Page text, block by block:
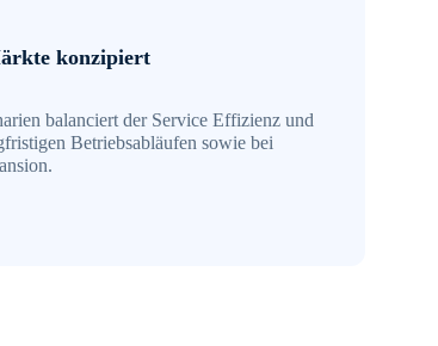
konzipiert
balanciert der Service Effizienz und
Betriebsabläufen sowie bei